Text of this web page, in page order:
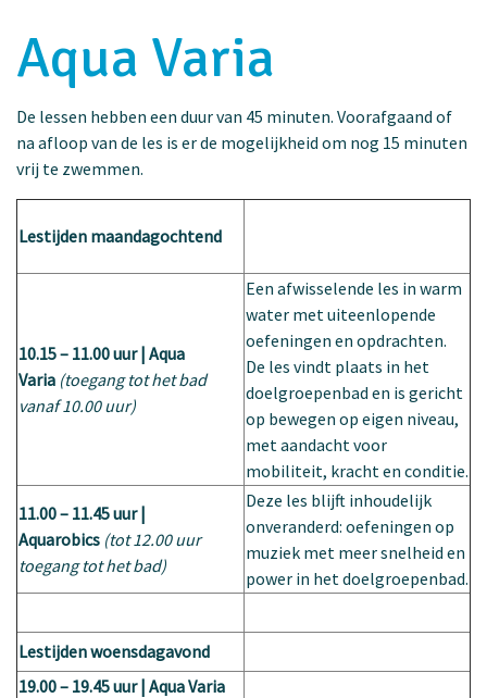
Aqua Varia
De lessen hebben een duur van 45 minuten. Voorafgaand of
na afloop van de les is er de mogelijkheid om nog 15 minuten
vrij te zwemmen.
Lestijden maandagochtend
10.15 – 11.00 uur | Aqua
Varia (toegang tot het bad
vanaf 10.00 uur)
Een afwisselende les in warm
water met uiteenlopende
oefeningen en opdrachten.
De les vindt plaats in het
doelgroepenbad en is gericht
op bewegen op eigen niveau,
met aandacht voor
mobiliteit, kracht en conditie.
11.00 – 11.45 uur |
Aquarobics (tot 12.00 uur
toegang tot het bad)
Deze les blijft inhoudelijk
onveranderd: oefeningen op
muziek met meer snelheid en
power in het doelgroepenbad.
Lestijden woensdagavond
19.00 – 19.45 uur | Aqua Varia